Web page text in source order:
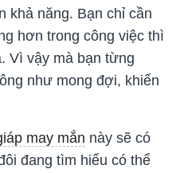
khả năng. Bạn chỉ cần
hơn trong công việc thì
Vì vậy mà bạn từng
như mong đợi, khiến
may mắn này sẽ có
đang tìm hiểu có thể